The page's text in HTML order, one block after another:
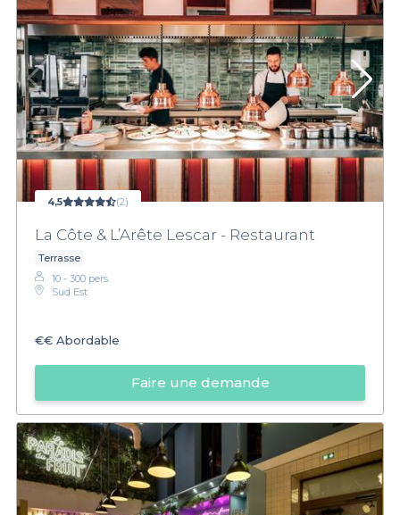
4,5 (2)
La Côte & L’Arête Lescar - Restaurant
Terrasse
10 - 300 pers.
Sud Est
€€ Abordable
Faire une demande